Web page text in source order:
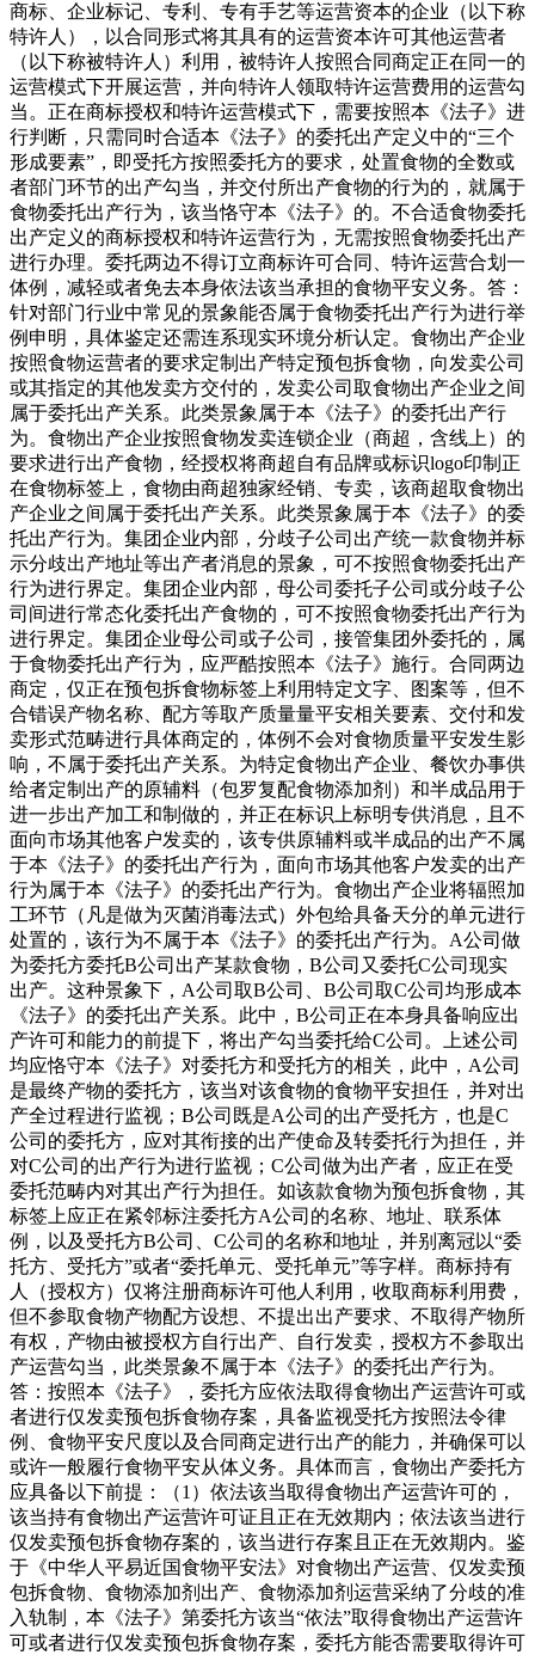
商标、企业标记、专利、专有手艺等运营资本的企业（以下称
特许人），以合同形式将其具有的运营资本许可其他运营者
（以下称被特许人）利用，被特许人按照合同商定正在同一的
运营模式下开展运营，并向特许人领取特许运营费用的运营勾
当。正在商标授权和特许运营模式下，需要按照本《法子》进
行判断，只需同时合适本《法子》的委托出产定义中的“三个
形成要素”，即受托方按照委托方的要求，处置食物的全数或
者部门环节的出产勾当，并交付所出产食物的行为的，就属于
食物委托出产行为，该当恪守本《法子》的。不合适食物委托
出产定义的商标授权和特许运营行为，无需按照食物委托出产
进行办理。委托两边不得订立商标许可合同、特许运营合划一
体例，减轻或者免去本身依法该当承担的食物平安义务。答：
针对部门行业中常见的景象能否属于食物委托出产行为进行举
例申明，具体鉴定还需连系现实环境分析认定。食物出产企业
按照食物运营者的要求定制出产特定预包拆食物，向发卖公司
或其指定的其他发卖方交付的，发卖公司取食物出产企业之间
属于委托出产关系。此类景象属于本《法子》的委托出产行
为。食物出产企业按照食物发卖连锁企业（商超，含线上）的
要求进行出产食物，经授权将商超自有品牌或标识logo印制正
在食物标签上，食物由商超独家经销、专卖，该商超取食物出
产企业之间属于委托出产关系。此类景象属于本《法子》的委
托出产行为。集团企业内部，分歧子公司出产统一款食物并标
示分歧出产地址等出产者消息的景象，可不按照食物委托出产
行为进行界定。集团企业内部，母公司委托子公司或分歧子公
司间进行常态化委托出产食物的，可不按照食物委托出产行为
进行界定。集团企业母公司或子公司，接管集团外委托的，属
于食物委托出产行为，应严酷按照本《法子》施行。合同两边
商定，仅正在预包拆食物标签上利用特定文字、图案等，但不
合错误产物名称、配方等取产质量量平安相关要素、交付和发
卖形式范畴进行具体商定的，体例不会对食物质量平安发生影
响，不属于委托出产关系。为特定食物出产企业、餐饮办事供
给者定制出产的原辅料（包罗复配食物添加剂）和半成品用于
进一步出产加工和制做的，并正在标识上标明专供消息，且不
面向市场其他客户发卖的，该专供原辅料或半成品的出产不属
于本《法子》的委托出产行为，面向市场其他客户发卖的出产
行为属于本《法子》的委托出产行为。食物出产企业将辐照加
工环节（凡是做为灭菌消毒法式）外包给具备天分的单元进行
处置的，该行为不属于本《法子》的委托出产行为。A公司做
为委托方委托B公司出产某款食物，B公司又委托C公司现实
出产。这种景象下，A公司取B公司、B公司取C公司均形成本
《法子》的委托出产关系。此中，B公司正在本身具备响应出
产许可和能力的前提下，将出产勾当委托给C公司。上述公司
均应恪守本《法子》对委托方和受托方的相关，此中，A公司
是最终产物的委托方，该当对该食物的食物平安担任，并对出
产全过程进行监视；B公司既是A公司的出产受托方，也是C
公司的委托方，应对其衔接的出产使命及转委托行为担任，并
对C公司的出产行为进行监视；C公司做为出产者，应正在受
委托范畴内对其出产行为担任。如该款食物为预包拆食物，其
标签上应正在紧邻标注委托方A公司的名称、地址、联系体
例，以及受托方B公司、C公司的名称和地址，并别离冠以“委
托方、受托方”或者“委托单元、受托单元”等字样。商标持有
人（授权方）仅将注册商标许可他人利用，收取商标利用费，
但不参取食物产物配方设想、不提出出产要求、不取得产物所
有权，产物由被授权方自行出产、自行发卖，授权方不参取出
产运营勾当，此类景象不属于本《法子》的委托出产行为。
答：按照本《法子》，委托方应依法取得食物出产运营许可或
者进行仅发卖预包拆食物存案，具备监视受托方按照法令律
例、食物平安尺度以及合同商定进行出产的能力，并确保可以
或许一般履行食物平安从体义务。具体而言，食物出产委托方
应具备以下前提：（1）依法该当取得食物出产运营许可的，
该当持有食物出产运营许可证且正在无效期内；依法该当进行
仅发卖预包拆食物存案的，该当进行存案且正在无效期内。鉴
于《中华人平易近国食物平安法》对食物出产运营、仅发卖预
包拆食物、食物添加剂出产、食物添加剂运营采纳了分歧的准
入轨制，本《法子》第委托方该当“依法”取得食物出产运营许
可或者进行仅发卖预包拆食物存案，委托方能否需要取得许可